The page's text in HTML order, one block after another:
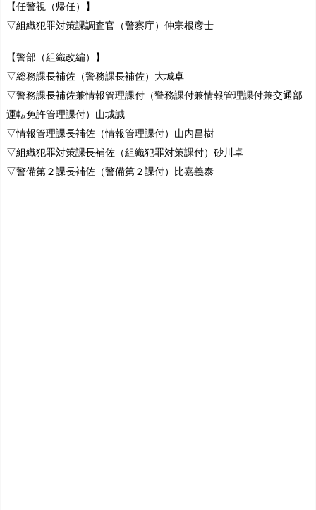
【任警視（帰任）】
▽組織犯罪対策課調査官（警察庁）仲宗根彦士
【警部（組織改編）】
▽総務課長補佐（警務課長補佐）大城卓
▽警務課長補佐兼情報管理課付（警務課付兼情報管理課付兼交通部
運転免許管理課付）山城誠
▽情報管理課長補佐（情報管理課付）山内昌樹
▽組織犯罪対策課長補佐（組織犯罪対策課付）砂川卓
▽警備第２課長補佐（警備第２課付）比嘉義泰